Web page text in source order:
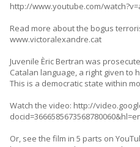
http://www.youtube.com/
Read more about the bogus
www.victoralexandre.cat
Juvenile Èric Bertran was
Catalan language, a right given to
This is a democratic state within
Watch the video: http://
Or, see the film in 5 parts on